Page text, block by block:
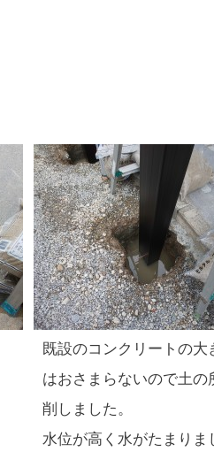
既設のコンクリートの大
はおさまらないので土の
削しました。
水位が高く水がたまりま